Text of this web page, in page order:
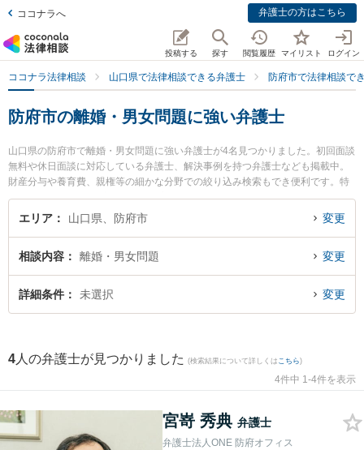
ココナラへ 弁護士の方はこちら
投稿する 探す 閲覧履歴 マイリスト ログイン
ココナラ法律相談 山口県で法律相談できる弁護士 防府市で法律相談で
防府市の離婚・男女問題に強い弁護士
山口県の防府市で離婚・男女問題に強い弁護士が4名見つかりました。初回面談
無料や休日面談に対応している弁護士、解決事例を持つ弁護士なども掲載中。
財産分与や養育費、親権等の細かな分野での絞り込み検索もでき便利です。特
に弁護士法人ONE 防府オフィスの宮嵜 秀典弁護士や弁護士法人いたむら法律事
務所の板村 憲作弁護士、弁護士法人いたむら法律事務所の山口 泰資弁護士のプ
『離婚・男女問題のトラブル解決の実績豊富な近くの弁護士を検索したい』
『初回相談無料で離婚・男女問題を法律相談できる防府市内の弁護士に相談予
約したい』などでお困りの相談者さんにおすすめです。
エリア 山口県、防府市 変更
相談内容 離婚・男女問題 変更
詳細条件 未選択 変更
4 人の弁護士が見つかりました (検索結果について詳しくは こちら)
4件中 1-4件を表示
宮嵜 秀典 弁護士
弁護士法人ONE 防府オフィス